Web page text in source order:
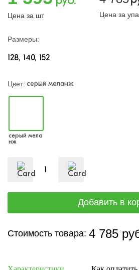
Цена за шт Цена за
Размеры:
128 140 152
Цвет: серый меланж
серый мела
нж
Стоимость товара: 4 785